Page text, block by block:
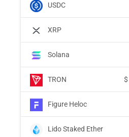
USDC
XRP
Solana
TRON $
Figure Heloc
Lido Staked Ether